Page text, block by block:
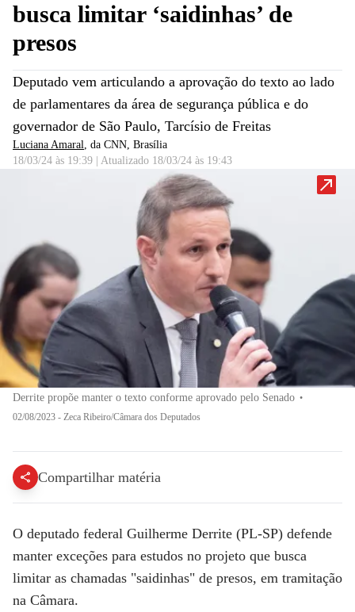
busca limitar ‘saidinhas’ de
presos
Deputado vem articulando a aprovação do texto ao lado
de parlamentares da área de segurança pública e do
governador de São Paulo, Tarcísio de Freitas
Luciana Amaral, da CNN, Brasília
18/03/24 às 19:39
Atualizado 18/03/24 às 19:43
Derrite propõe manter o texto conforme aprovado pelo Senado •
02/08/2023 - Zeca Ribeiro/Câmara dos Deputados
Compartilhar matéria
O deputado federal Guilherme Derrite (PL-SP) defende
manter exceções para estudos no projeto que busca
limitar as chamadas "saidinhas" de presos, em tramitação
na Câmara.